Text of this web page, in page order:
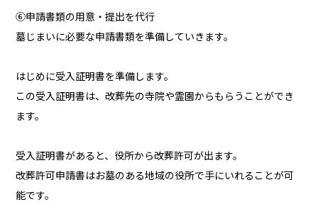
⑥申請書類の用意・提出を代行
墓じまいに必要な申請書類を準備していきます。
はじめに受入証明書を準備します。
この受入証明書は、改葬先の寺院や霊園からもらうことができ
ます。
受入証明書があると、役所から改葬許可が出ます。
改葬許可申請書はお墓のある地域の役所で手にいれることが可
能です。